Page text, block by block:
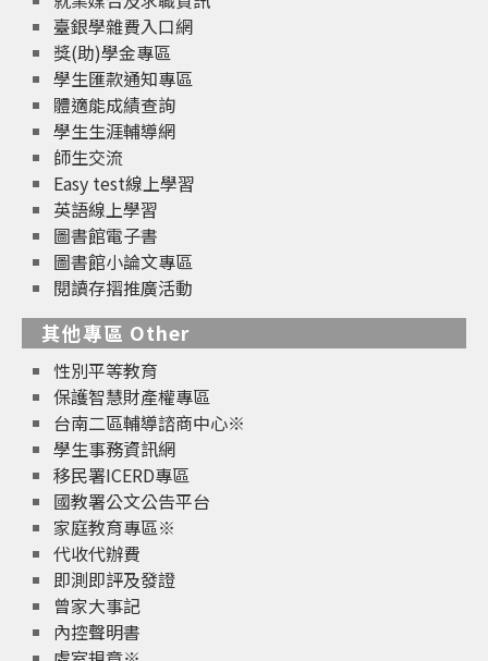
臺銀學雜費入口網
獎(助)學金專區
學生匯款通知專區
體適能成績查詢
學生生涯輔導網
師生交流
Easy test線上學習
英語線上學習
圖書館電子書
圖書館小論文專區
閱讀存摺推廣活動
其他專區 Other
性別平等教育
保護智慧財產權專區
台南二區輔導諮商中心※
學生事務資訊網
移民署ICERD專區
國教署公文公告平台
家庭教育專區※
代收代辦費
即測即評及發證
曾家大事記
內控聲明書